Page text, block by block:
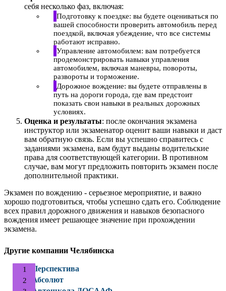
себя несколько фаз, включая:
Подготовку к поездке: вы будете оцениваться по
вашей способности проверить автомобиль перед
поездкой, включая убеждение, что все системы
работают исправно.
Управление автомобилем: вам потребуется
продемонстрировать навыки управления
автомобилем, включая маневры, повороты,
развороты и торможение.
Дорожное вождение: вы будете отправлены в
путь на дороги города, где вам предстоит
показать свои навыки в реальных дорожных
условиях.
Оценка и результаты: после окончания экзамена
инструктор или экзаменатор оценит ваши навыки и даст
вам обратную связь. Если вы успешно справитесь с
заданиями экзамена, вам будут выданы водительские
права для соответствующей категории. В противном
случае, вам могут предложить повторить экзамен после
дополнительной практики.
Экзамен по вождению - серьезное мероприятие, и важно
хорошо подготовиться, чтобы успешно сдать его. Соблюдение
всех правил дорожного движения и навыков безопасного
вождения имеет решающее значение при прохождении
экзамена.
Другие компании Челябинска
Перспектива
Абсолют